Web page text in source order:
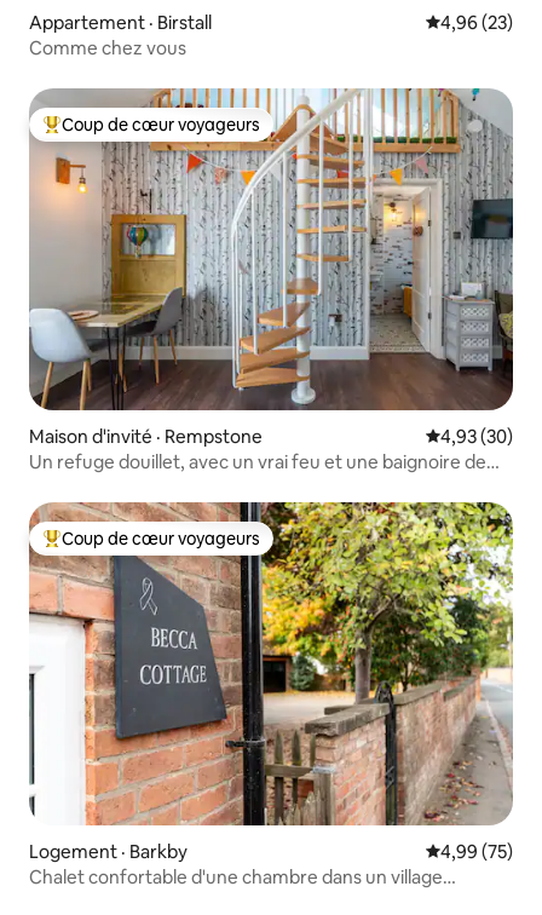
Appartement · Birstall Note
4,96 (23)
Comme chez vous
Coup de cœur voyageurs parmi les plus aimés
Coup de cœur voyageurs
Maison d'invité · Rempstone Note
4,93 (30)
Un refuge douillet, avec un vrai feu et une baignoire de
Coup de cœur voyageurs parmi les plus aimés
Coup de cœur voyageurs
Logement · Barkby Note
4,99 (75)
Chalet confortable d'une chambre dans un village